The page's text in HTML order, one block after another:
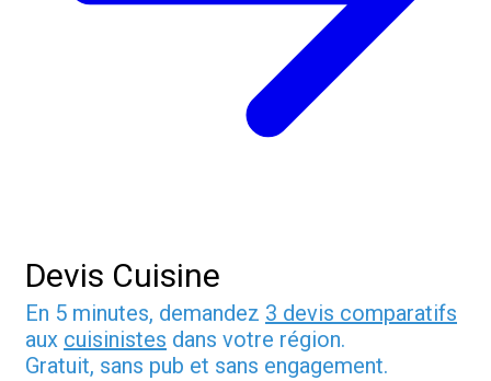
Devis Cuisine
En 5 minutes, demandez 3 devis comparatifs
aux cuisinistes dans votre région.
Gratuit, sans pub et sans engagement.